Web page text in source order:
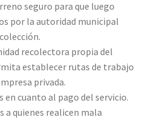
seguro para que luego
por la autoridad municipal
recolectora propia del
establecer rutas de trabajo
privada.
en cuanto al pago del servicio.
a quienes realicen mala